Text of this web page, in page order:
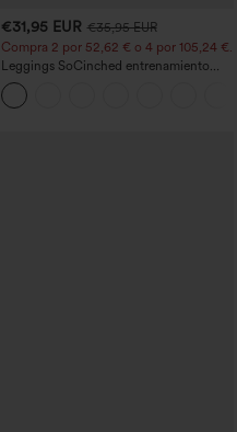
€31,95 EUR €35,95 EUR
Compra 2 por 52,62 € o 4 por 105,24 €.
Leggings SoCinched entrenamiento
moldeador abdomen bolsillo lateral tiro
alto